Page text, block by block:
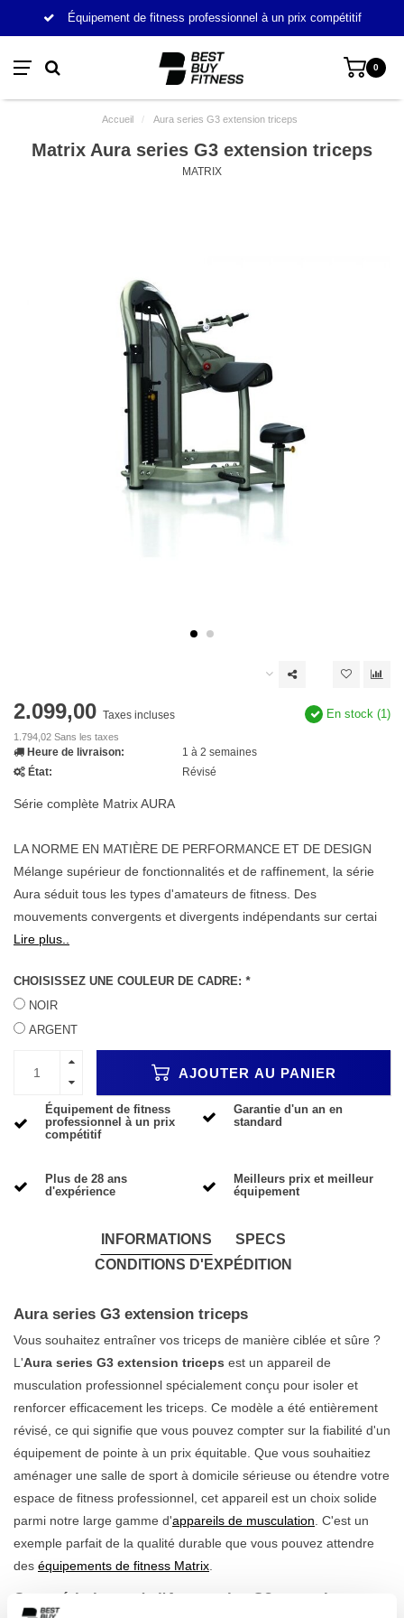
Équipement de fitness professionnel à un prix compétitif
0
Accueil / Aura series G3 extension triceps
Matrix Aura series G3 extension triceps
MATRIX
2.099,00 Taxes incluses
1.794,02 Sans les taxes
En stock (1)
Heure de livraison:
1 à 2 semaines
État:
Révisé
Série complète Matrix AURA
LA NORME EN MATIÈRE DE PERFORMANCE ET DE DESIGN
Mélange supérieur de fonctionnalités et de raffinement, la série
Aura séduit tous les types d'amateurs de fitness. Des
mouvements convergents et divergents indépendants sur certai
Lire plus..
CHOISISSEZ UNE COULEUR DE CADRE: *
NOIR
ARGENT
AJOUTER AU PANIER
Équipement de fitness
professionnel à un prix
compétitif
Garantie d'un an en
standard
Plus de 28 ans
d'expérience
Meilleurs prix et meilleur
équipement
INFORMATIONS
SPECS
CONDITIONS D'EXPÉDITION
Aura series G3 extension triceps
Vous souhaitez entraîner vos triceps de manière ciblée et sûre ?
L'Aura series G3 extension triceps est un appareil de
musculation professionnel spécialement conçu pour isoler et
renforcer efficacement les triceps. Ce modèle a été entièrement
révisé, ce qui signifie que vous pouvez compter sur la fiabilité d'un
équipement de pointe à un prix équitable. Que vous souhaitiez
aménager une salle de sport à domicile sérieuse ou étendre votre
espace de fitness professionnel, cet appareil est un choix solide
parmi notre large gamme d'appareils de musculation . C'est un
exemple parfait de la qualité durable que vous pouvez attendre
des équipements de fitness Matrix
Caractéristiques de l'Aura series G3 extension
triceps